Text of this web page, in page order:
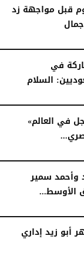
قبل مواجهة زد
في
السلام
في العالم»
وأحمد سمير
الأوسط...
أبو زيد إداري